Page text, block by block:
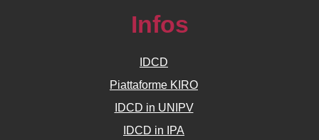
Infos
IDCD
Piattaforme KIRO
IDCD in UNIPV
IDCD in IPA